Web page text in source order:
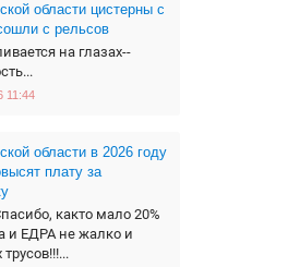
области цистерны с
с рельсов
на глазах--
11:44
области в 2026 году
плату за
както мало 20%
и ЕДРА не жалко и